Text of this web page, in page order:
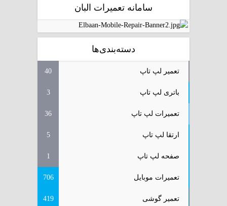
سامانه تعمیرات البان
دسته‌بندی‌ها
تعمیر لپ تاپ 40
باتری لپ تاپ 3
تعمیرات لپ تاپ 36
ارتقا لپ تاپ 5
صفحه لپ تاپ 1
تعمیرات موبایل 706
تعمیر گوشی 419